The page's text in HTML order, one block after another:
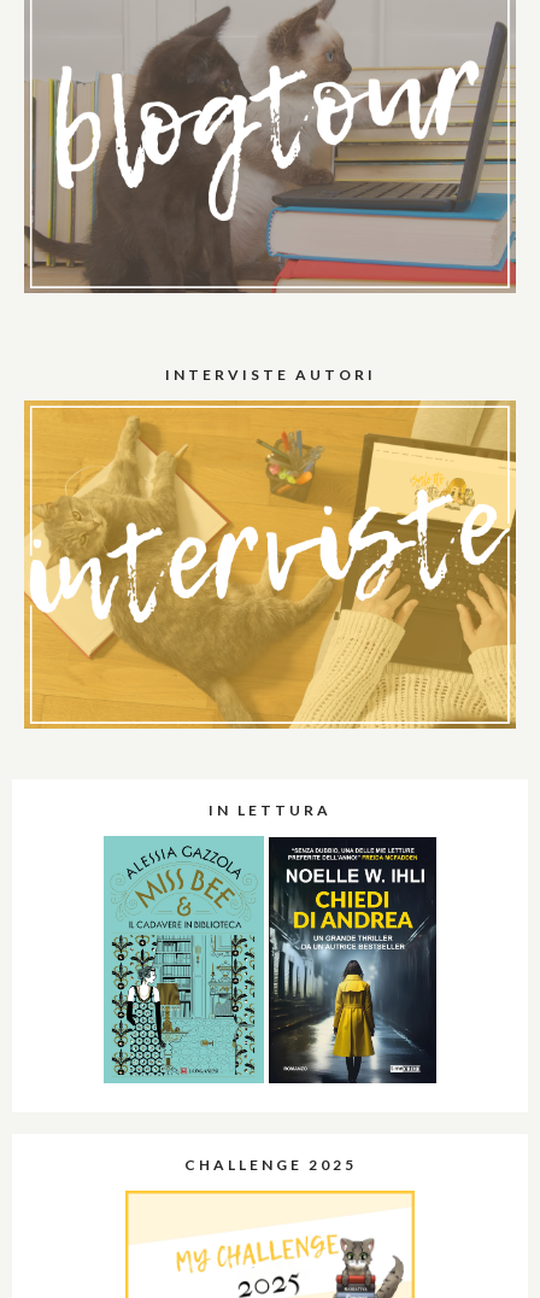
INTERVISTE AUTORI
IN LETTURA
CHALLENGE 2025